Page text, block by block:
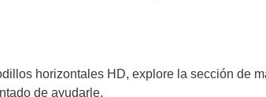
horizontales HD, explore la sección de
de ayudarle.